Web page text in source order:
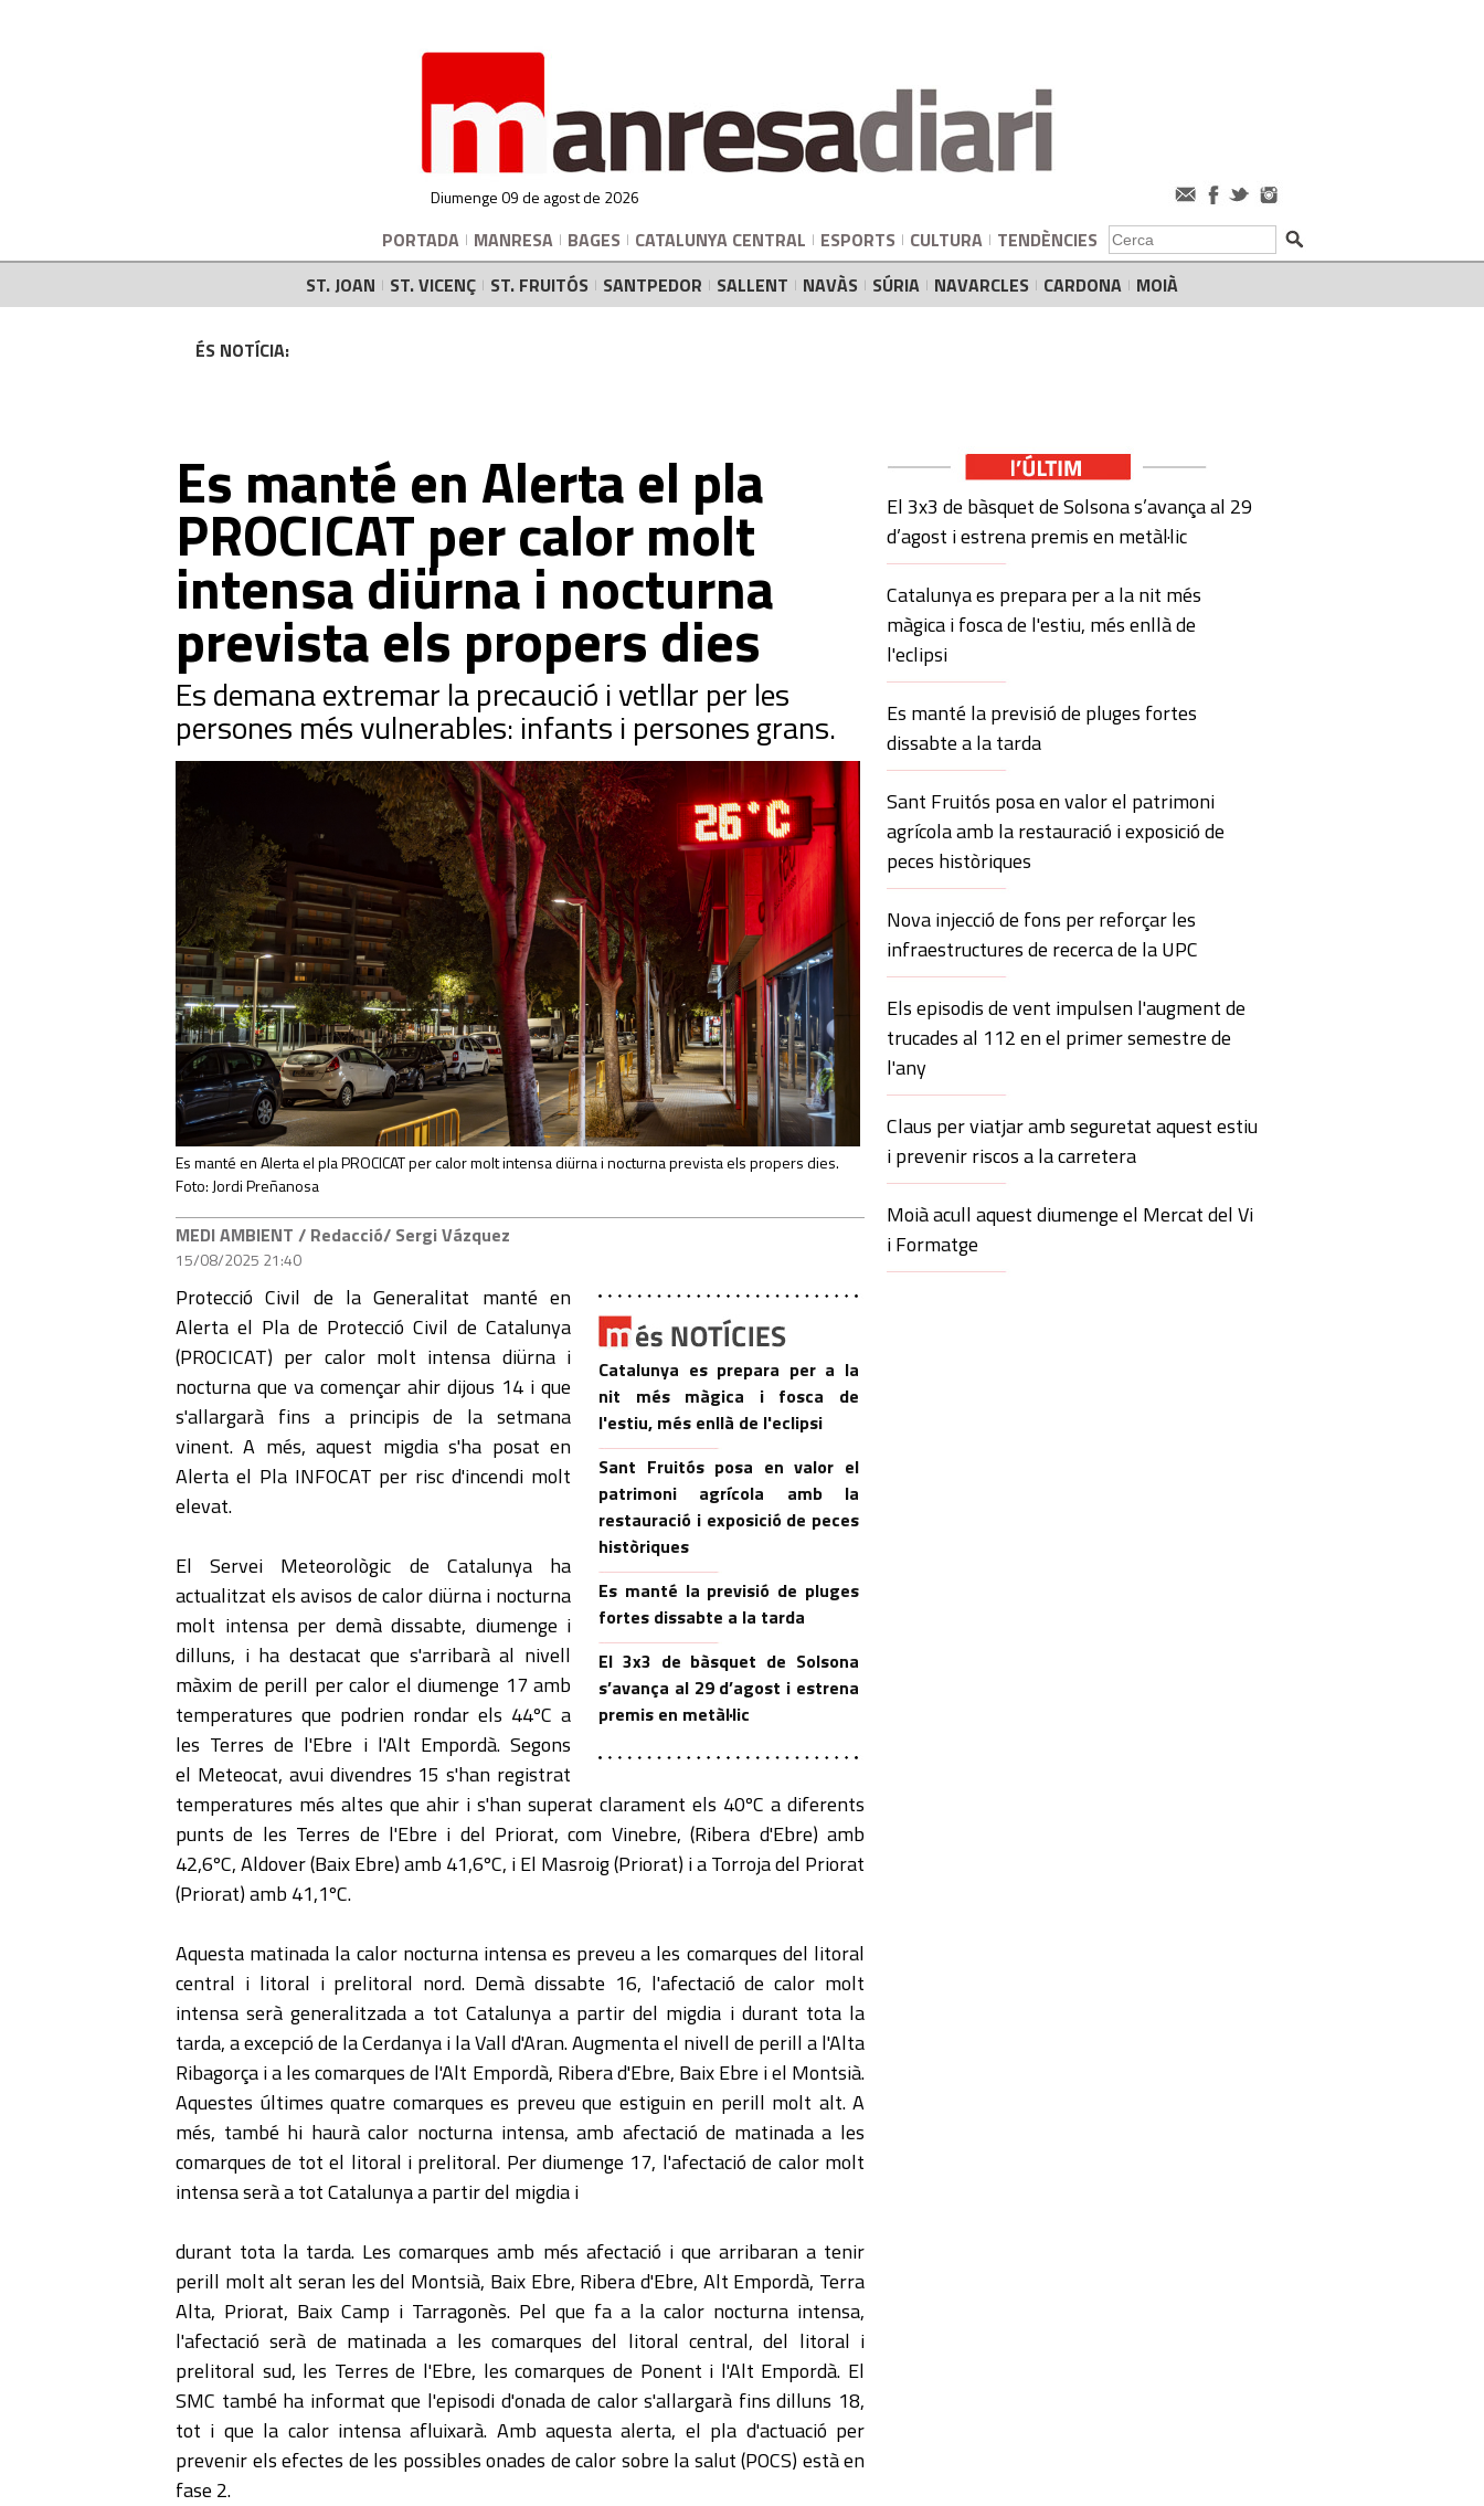
Diumenge 09 de agost de 2026
PORTADA MANRESA BAGES CATALUNYA CENTRAL ESPORTS CULTURA TENDÈNCIES
ST. JOAN
ST. VICENÇ ST. FRUITÓS SANTPEDOR SALLENT NAVÀS SÚRIA NAVARCLES CARDONA MOIÀ
ÉS NOTÍCIA:
Es manté en Alerta el pla
PROCICAT per calor molt
intensa diürna i nocturna
prevista els propers dies
Es demana extremar la precaució i vetllar per les
persones més vulnerables: infants i persones grans.
Es manté en Alerta el pla PROCICAT per calor molt intensa diürna i nocturna prevista els propers dies.
Foto: Jordi Preñanosa
MEDI AMBIENT / Redacció/ Sergi Vázquez
15/08/2025 21:40
Catalunya es prepara per a la
nit més màgica i fosca de
l'estiu, més enllà de l'eclipsi
Sant Fruitós posa en valor el
patrimoni agrícola amb la
restauració i exposició de peces
històriques
Es manté la previsió de pluges
fortes dissabte a la tarda
El 3x3 de bàsquet de Solsona
s’avança al 29 d’agost i estrena
premis en metàl·lic
Protecció Civil de la Generalitat manté en
Alerta el Pla de Protecció Civil de Catalunya
(PROCICAT) per calor molt intensa diürna i
nocturna que va començar ahir dijous 14 i que
s'allargarà fins a principis de la setmana
vinent. A més, aquest migdia s'ha posat en
Alerta el Pla INFOCAT per risc d'incendi molt
elevat.
El Servei Meteorològic de Catalunya ha
actualitzat els avisos de calor diürna i nocturna
molt intensa per demà dissabte, diumenge i
dilluns, i ha destacat que s'arribarà al nivell
màxim de perill per calor el diumenge 17 amb
temperatures que podrien rondar els 44ºC a
les Terres de l'Ebre i l'Alt Empordà. Segons
el Meteocat, avui divendres 15 s'han registrat
temperatures més altes que ahir i s'han superat clarament els 40ºC a diferents
punts de les Terres de l'Ebre i del Priorat, com Vinebre, (Ribera d'Ebre) amb
42,6ºC, Aldover (Baix Ebre) amb 41,6ºC, i El Masroig (Priorat) i a Torroja del Priorat
(Priorat) amb 41,1ºC.
Aquesta matinada la calor nocturna intensa es preveu a les comarques del litoral
central i litoral i prelitoral nord. Demà dissabte 16, l'afectació de calor molt
intensa serà generalitzada a tot Catalunya a partir del migdia i durant tota la
tarda, a excepció de la Cerdanya i la Vall d'Aran. Augmenta el nivell de perill a l'Alta
Ribagorça i a les comarques de l'Alt Empordà, Ribera d'Ebre, Baix Ebre i el Montsià.
Aquestes últimes quatre comarques es preveu que estiguin en perill molt alt. A
més, també hi haurà calor nocturna intensa, amb afectació de matinada a les
comarques de tot el litoral i prelitoral. Per diumenge 17, l'afectació de calor molt
intensa serà a tot Catalunya a partir del migdia i
durant tota la tarda. Les comarques amb més afectació i que arribaran a tenir
perill molt alt seran les del Montsià, Baix Ebre, Ribera d'Ebre, Alt Empordà, Terra
Alta, Priorat, Baix Camp i Tarragonès. Pel que fa a la calor nocturna intensa,
l'afectació serà de matinada a les comarques del litoral central, del litoral i
prelitoral sud, les Terres de l'Ebre, les comarques de Ponent i l'Alt Empordà. El
SMC també ha informat que l'episodi d'onada de calor s'allargarà fins dilluns 18,
tot i que la calor intensa afluixarà. Amb aquesta alerta, el pla d'actuació per
prevenir els efectes de les possibles onades de calor sobre la salut (POCS) està en
fase 2.
El 3x3 de bàsquet de Solsona s’avança al 29
d’agost i estrena premis en metàl·lic
Catalunya es prepara per a la nit més
màgica i fosca de l'estiu, més enllà de
l'eclipsi
Es manté la previsió de pluges fortes
dissabte a la tarda
Sant Fruitós posa en valor el patrimoni
agrícola amb la restauració i exposició de
peces històriques
Nova injecció de fons per reforçar les
infraestructures de recerca de la UPC
Els episodis de vent impulsen l'augment de
trucades al 112 en el primer semestre de
l'any
Claus per viatjar amb seguretat aquest estiu
i prevenir riscos a la carretera
Moià acull aquest diumenge el Mercat del Vi
i Formatge